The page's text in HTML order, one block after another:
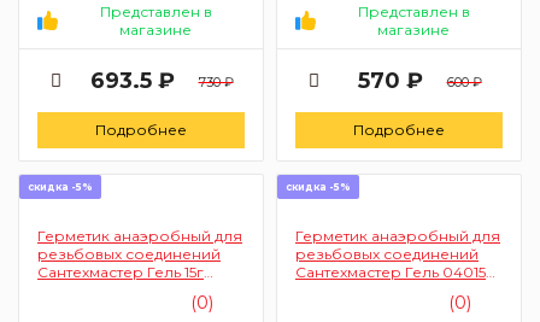
Представлен в
магазине
693.5 ₽ 730 ₽
Подробнее
Представлен в
магазине
570 ₽ 600 ₽
Подробнее
скидка -5%
Герметик анаэробный для
резьбовых соединений
Сантехмастер Гель 15г
(0)
скидка -5%
Герметик анаэробный для
резьбовых соединений
Сантехмастер Гель 04015
(0)